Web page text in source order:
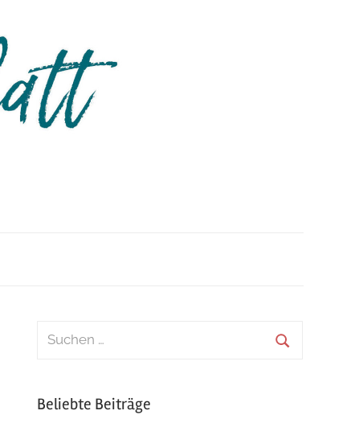
Suchen
Beliebte Beiträge